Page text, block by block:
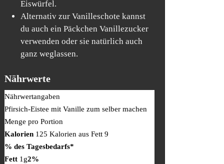
Eiswürfel.
Alternativ zur Vanilleschote kannst
du auch ein Päckchen Vanillezucker
verwenden oder sie natürlich auch
ganz weglassen.
Nährwerte
Nährwertangaben
Pfirsich-Eistee mit Vanille zum selber machen
Menge pro Portion
Kalorien 125 Kalorien aus Fett 9
% des Tagesbedarfs*
Fett 1g2%